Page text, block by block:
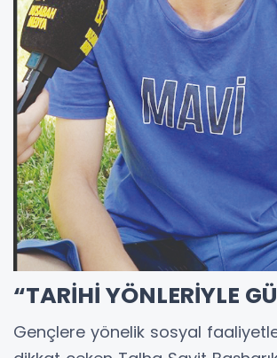
“TARİHİ YÖNLERİYLE
Gençlere yönelik sosyal